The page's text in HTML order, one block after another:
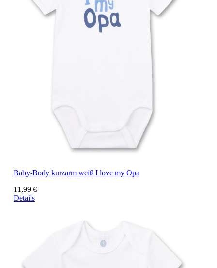
Baby-Body kurzarm weiß I love my Opa
11,99 €
Details